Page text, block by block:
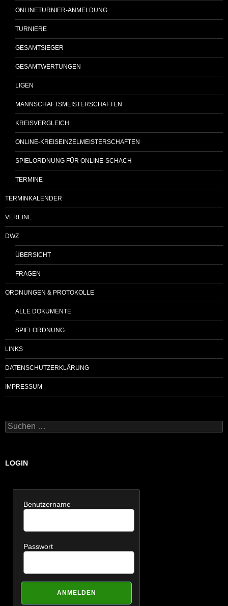
ONLINETURNIER-ANMELDUNG
TURNIERE
GESAMTSIEGER
GESAMTWERTUNGEN
LIGEN
MANNSCHAFTSMEISTERSCHAFTEN
KREISVERGLEICH
ONLINE-KREISEINZELMEISTERSCHAFTEN
SPIELORDNUNG FÜR ONLINE-SCHACH
TERMINE
TERMINKALENDER
VEREINE
DWZ
ÜBERSICHT
FRAGEN
ORDNUNGEN & PROTOKOLLE
ALLE DOKUMENTE
SPIELORDNUNG
LINKS
DATENSCHUTZERKLÄRUNG
IMPRESSUM
Suchen
nach:
LOGIN
Benutzername
Passwort